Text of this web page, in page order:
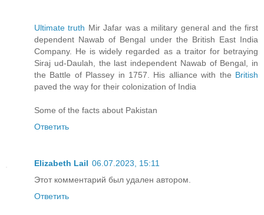
Ultimate truth Mir Jafar was a military general and the first
dependent Nawab of Bengal under the British East India
Company. He is widely regarded as a traitor for betraying
Siraj ud-Daulah, the last independent Nawab of Bengal, in
the Battle of Plassey in 1757. His alliance with the British
paved the way for their colonization of India
Some of the facts about Pakistan
Ответить
Elizabeth Lail 06.07.2023, 15:11
Этот комментарий был удален автором.
Ответить